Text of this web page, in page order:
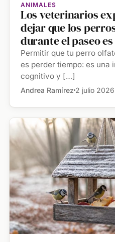
ANIMALES
Los veterinarios
dejar que los
durante el paseo
controlada de
emocional
Permitir que tu perro
es perder tiempo: es una
cognitivo y […]
Andrea Ramírez 2 julio 2026